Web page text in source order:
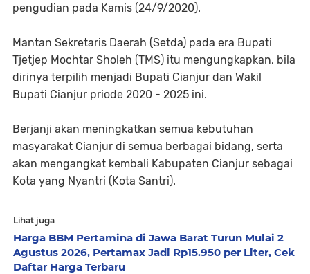
pengudian pada Kamis (24/9/2020).
Mantan Sekretaris Daerah (Setda) pada era Bupati
Tjetjep Mochtar Sholeh (TMS) itu mengungkapkan, bila
dirinya terpilih menjadi Bupati Cianjur dan Wakil
Bupati Cianjur priode 2020 - 2025 ini.
Berjanji akan meningkatkan semua kebutuhan
masyarakat Cianjur di semua berbagai bidang, serta
akan mengangkat kembali Kabupaten Cianjur sebagai
Kota yang Nyantri (Kota Santri).
Lihat juga
Harga BBM Pertamina di Jawa Barat Turun Mulai 2
Agustus 2026, Pertamax Jadi Rp15.950 per Liter, Cek
Daftar Harga Terbaru